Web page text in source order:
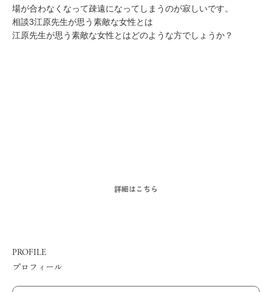
場が合わなくなって疎遠になってしまうのが寂しいです。
相談3江原先生が思う素敵な女性とは
江原先生が思う素敵な女性とはどのような方でしょうか？
詳細はこちら
PROFILE
プロフィール